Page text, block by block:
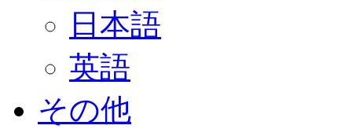
日本語
英語
その他